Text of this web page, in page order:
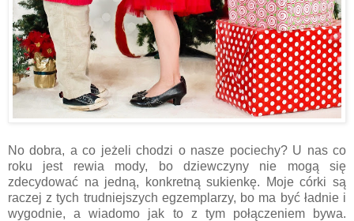
No dobra, a co jeżeli chodzi o nasze pociechy? U nas co
roku jest rewia mody, bo dziewczyny nie mogą się
zdecydować na jedną, konkretną sukienkę. Moje córki są
raczej z tych trudniejszych egzemplarzy, bo ma być ładnie i
wygodnie, a wiadomo jak to z tym połączeniem bywa.